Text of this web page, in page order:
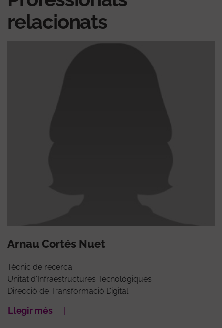
relacionats
Arnau Cortés Nuet
Tècnic de recerca
Unitat d'Infraestructures Tecnològiques
Direcció de Transformació Digital
Llegir més